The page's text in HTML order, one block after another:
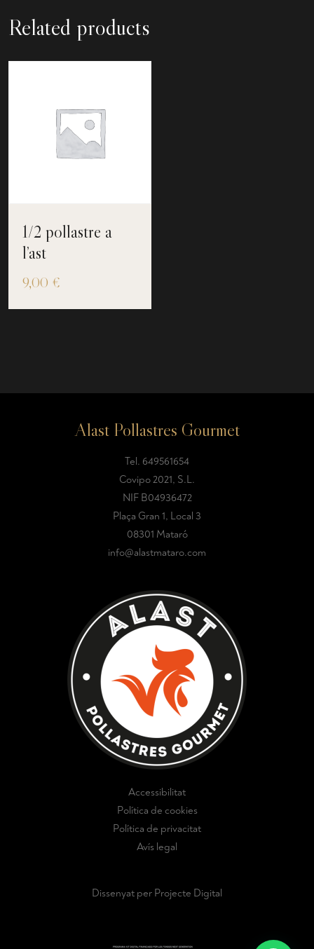
Related products
1/2 pollastre a
l’ast
9,00 €
Alast Pollastres Gourmet
Tel. 649561654
Covipo 2021, S.L.
NIF B04936472
Plaça Gran 1, Local 3
08301 Mataró
info@alastmataro.com
Accessibilitat
Política de cookies
Política de privacitat
Avís legal
Dissenyat per Projecte Digital